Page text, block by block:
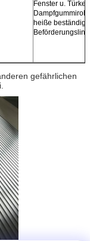
Fenster u.
heiße beständige
gefährlichen